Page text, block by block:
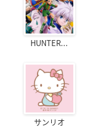
HUNTER...
サンリオ